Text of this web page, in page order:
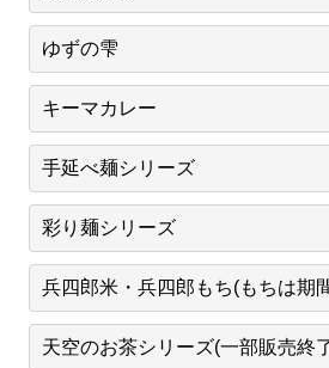
ゆずの雫
キーマカレー
手延べ麺シリーズ
彩り麺シリーズ
兵四郎米・兵四郎もち(もちは期
天空のお茶シリーズ(一部販売終